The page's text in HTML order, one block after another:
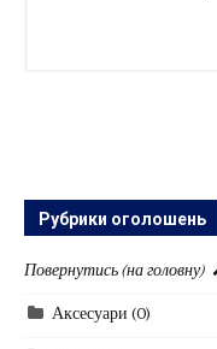
Рубрики оголошень
Повернутись (на головну)
Аксесуари (0)